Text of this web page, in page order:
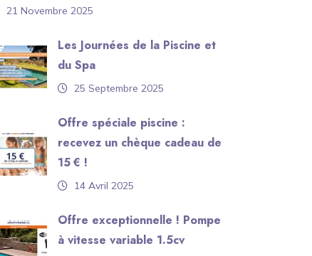
21 Novembre 2025
Les Journées de la Piscine et
du Spa
25 Septembre 2025
Offre spéciale piscine :
recevez un chèque cadeau de
15 € !
14 Avril 2025
Offre exceptionnelle ! Pompe
à vitesse variable 1.5cv